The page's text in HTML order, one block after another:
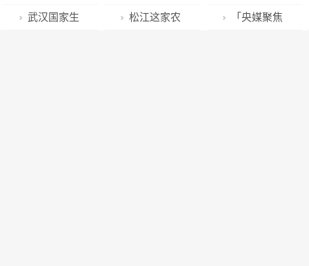
千余家企业参
牌，大举关闭 良好，能否持
个责任”丨且末 万！小兔子 新高！武汉地
武汉国家生 松江这家农 「央媒聚焦